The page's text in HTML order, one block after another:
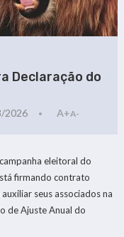
Declaração do
2026 A+A-
eleitoral do
firmando contrato
seus associados na
de Ajuste Anual do